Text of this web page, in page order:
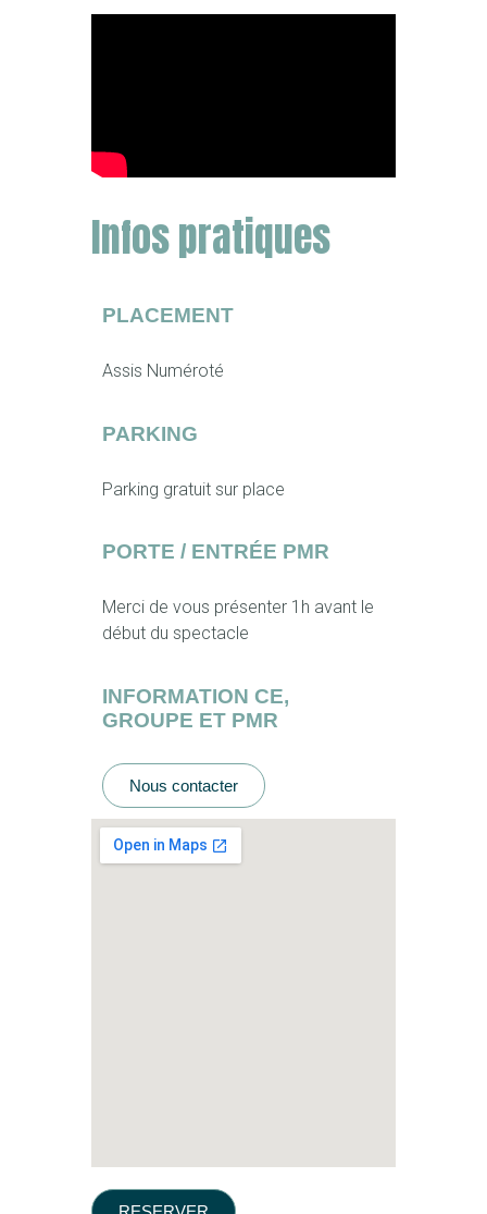
Infos pratiques
PLACEMENT
Assis Numéroté
PARKING
Parking gratuit sur place
PORTE / ENTRÉE PMR
Merci de vous présenter 1h avant le
début du spectacle
INFORMATION CE,
GROUPE ET PMR
Nous contacter